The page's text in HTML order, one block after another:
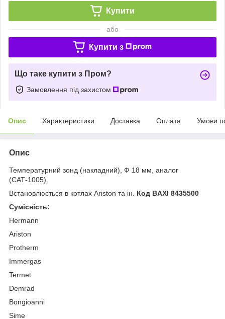
Купити
або
Купити з
Що таке купити з Пром?
Замовлення під захистом
Опис Характеристики Доставка Оплата Умови
Опис
Температурний зонд (накладний), Ф 18 мм, аналог
(САТ-1005).
Встановлюється в котлах Ariston та ін. Код BAXI 8435500
Сумісність:
Hermann
Ariston
Protherm
Immergas
Termet
Demrad
Bongioanni
Sime